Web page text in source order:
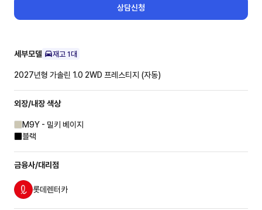
상담신청
세부모델 재고 1대
2027년형 가솔린 1.0 2WD 프레스티지 (자동)
외장/내장색상
M9Y - 밀키 베이지
블랙
금융사/대리점
롯데렌터카